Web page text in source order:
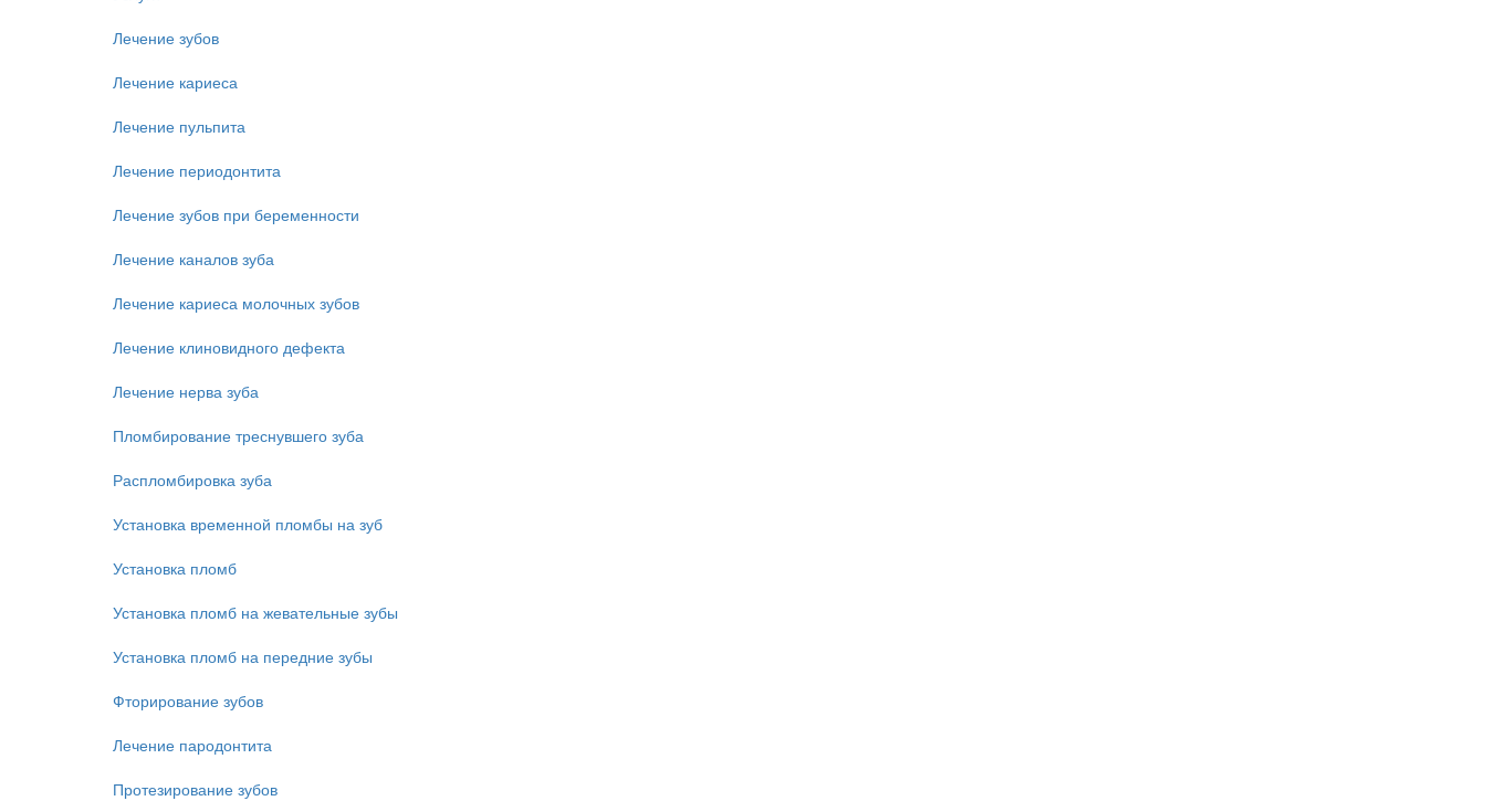
Лечение зубов
Лечение кариеса
Лечение пульпита
Лечение периодонтита
Лечение зубов при беременности
Лечение каналов зуба
Лечение кариеса молочных зубов
Лечение клиновидного дефекта
Лечение нерва зуба
Пломбирование треснувшего зуба
Распломбировка зуба
Установка временной пломбы на зуб
Установка пломб
Установка пломб на жевательные зубы
Установка пломб на передние зубы
Фторирование зубов
Лечение пародонтита
Протезирование зубов